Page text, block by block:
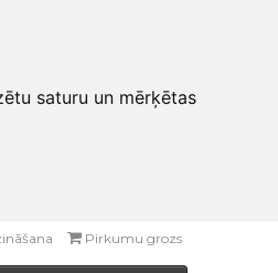
saturu un mērķētas
Pirkumu grozs